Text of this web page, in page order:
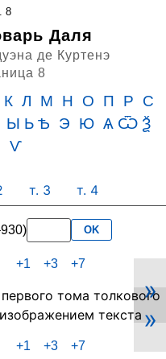
8
Даля
де Куртенэ
8
К Л М Н О П Р
С
Ы Ь Ѣ Э Ю Ѧ Ѿ Ѯ
Ѵ
т. 3 т. 4
OK
+1 +3 +7
»
»
+1 +3 +7